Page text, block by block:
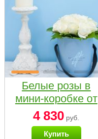
Белые розы в
мини-коробке от
Bella Fiori
4 830 руб.
Купить